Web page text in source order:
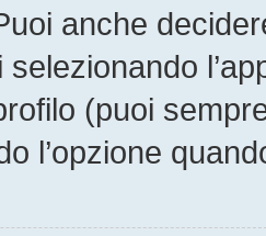
anche
(puoi
l’opzione